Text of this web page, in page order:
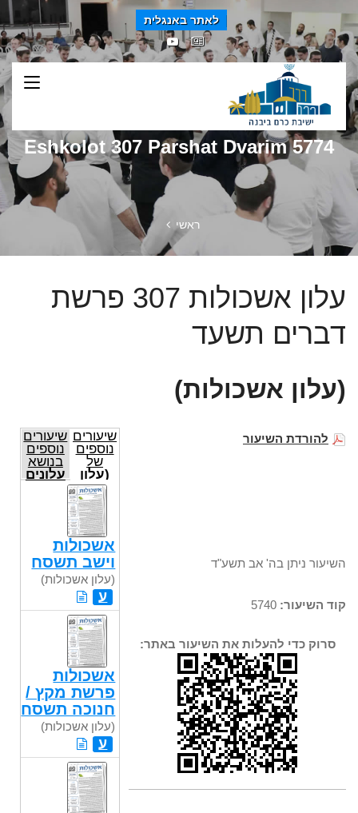
לאתר באנגלית
Eshkolot 307 Parshat Dvarim 5774
ראשי
עלון אשכולות 307 פרשת
דברים תשעד
(עלון אשכולות)
להורדת השיעור
השיעור ניתן בה' אב תשע"ד
קוד השיעור:
סרוק כדי להעלות את השיעור באתר:
שיעורים
נוספים
של
(עלון
אשכולות)
שיעורים
נוספים
בנושא
עלונים
אשכולות
וישב תשסח
(עלון אשכולות)
ע
אשכולות
פרשת מקץ /
חנוכה תשסח
(עלון אשכולות)
ע